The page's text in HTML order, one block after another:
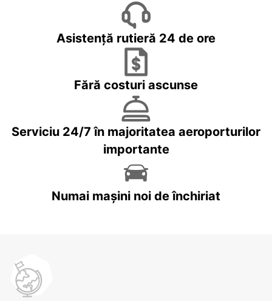
Asistență rutieră 24 de ore
Fără costuri ascunse
Serviciu 24/7 în majoritatea aeroporturilor
importante
Numai mașini noi de închiriat